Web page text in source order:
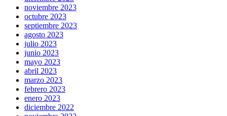
noviembre 2023
octubre 2023
septiembre 2023
agosto 2023
julio 2023
junio 2023
mayo 2023
abril 2023
marzo 2023
febrero 2023
enero 2023
diciembre 2022